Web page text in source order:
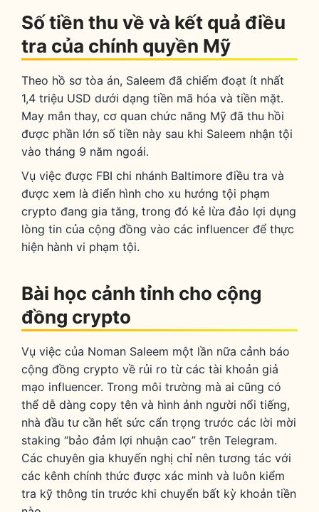
Số tiền thu về và kết quả điều
tra của chính quyền Mỹ
Theo hồ sơ tòa án, Saleem đã chiếm đoạt ít nhất
1,4 triệu USD dưới dạng tiền mã hóa và tiền mặt.
May mắn thay, cơ quan chức năng Mỹ đã thu hồi
được phần lớn số tiền này sau khi Saleem nhận tội
vào tháng 9 năm ngoái.
Vụ việc được FBI chi nhánh Baltimore điều tra và
được xem là điển hình cho xu hướng tội phạm
crypto đang gia tăng, trong đó kẻ lừa đảo lợi dụng
lòng tin của cộng đồng vào các influencer để thực
hiện hành vi phạm tội.
Bài học cảnh tỉnh cho cộng
đồng crypto
Vụ việc của Noman Saleem một lần nữa cảnh báo
cộng đồng crypto về rủi ro từ các tài khoản giả
mạo influencer. Trong môi trường mà ai cũng có
thể dễ dàng copy tên và hình ảnh người nổi tiếng,
nhà đầu tư cần hết sức cẩn trọng trước các lời mời
staking “bảo đảm lợi nhuận cao” trên Telegram.
Các chuyên gia khuyến nghị chỉ nên tương tác với
các kênh chính thức được xác minh và luôn kiểm
tra kỹ thông tin trước khi chuyển bất kỳ khoản tiền